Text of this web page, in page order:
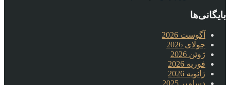
بایگانی‌ها
آگوست 2026
جولای 2026
ژوئن 2026
فوریه 2026
ژانویه 2026